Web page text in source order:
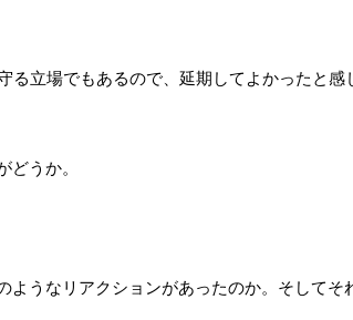
立場でもあるので、延期してよかったと感
どうか。
ようなリアクションがあったのか。そしてそ